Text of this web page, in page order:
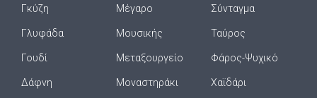
Γκύζη
Γλυφάδα
Γουδί
Δάφνη
Μέγαρο
Μουσικής
Μεταξουργείο
Μοναστηράκι
Σύνταγμα
Ταύρος
Φάρος-Ψυχικό
Χαϊδάρι